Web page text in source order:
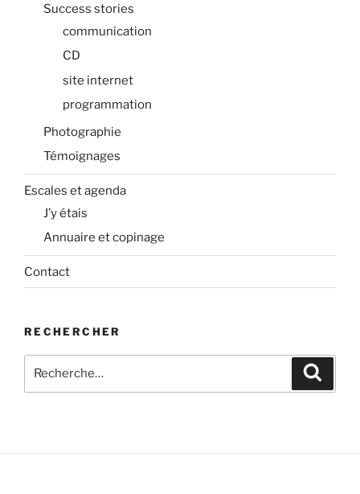
Success stories
communication
CD
site internet
programmation
Photographie
Témoignages
Escales et agenda
J’y étais
Annuaire et copinage
Contact
RECHERCHER
pour